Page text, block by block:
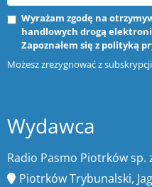
Wyrażam zgodę na
handlowych drogą
Zapoznałem się z polityką
Możesz zrezygnować z
Wydawca
Radio Pasmo Piotrków sp.
Piotrków Trybunalski,